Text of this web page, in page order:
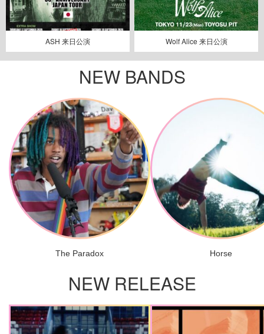
ASH 来日公演 Wolf Alice 来日公演
NEW BANDS
The Paradox Horse
NEW RELEASE